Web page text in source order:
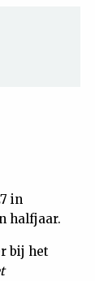
in
halfjaar.
bij het